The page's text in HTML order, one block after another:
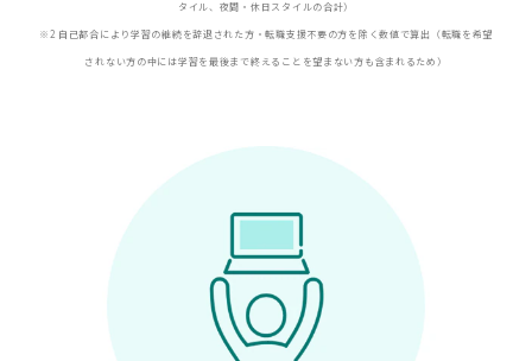
タイル、夜間・休日スタイルの合計）
※2 自己都合により学習の継続を辞退された方・転職支援不要の方を除く数値で算出（転職を希望
されない方の中には学習を最後まで終えることを望まない方も含まれるため）